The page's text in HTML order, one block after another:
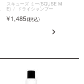
スキューズ ミー(SQUSE M
E) ドライシャンプー
1,485